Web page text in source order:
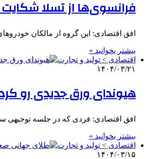
فرانسوی‌ها از تسلا
افق اقتصادی: این گروه از مالکان
بیشتر بخوانید »
اقتصادی > تولید و تجارت
۱۴۰۴/۰۳/۲۱
هیوندای ورق جدیدی رو
افق اقتصادی: فردی که در جلسه توجیهی
بیشتر بخوانید »
اقتصادی > تولید و تجارت
۱۴۰۴/۰۳/۱۵